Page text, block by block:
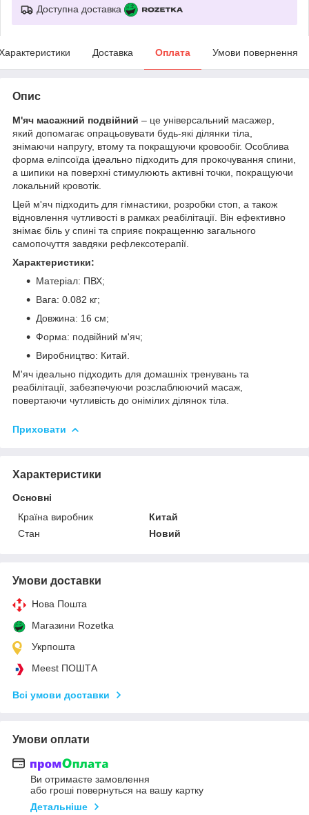
Доступна доставка
Доставка Оплата Умови повернення
Опис
М'яч масажний подвійний – це універсальний масажер,
який допомагає опрацьовувати будь-які ділянки тіла,
знімаючи напругу, втому та покращуючи кровообіг. Особлива
форма еліпсоїда ідеально підходить для прокочування спини,
а шипики на поверхні стимулюють активні точки, покращуючи
локальний кровотік.
Цей м'яч підходить для гімнастики, розробки стоп, а також
відновлення чутливості в рамках реабілітації. Він ефективно
знімає біль у спині та сприяє покращенню загального
самопочуття завдяки рефлексотерапії.
Характеристики:
Матеріал: ПВХ;
Вага: 0.082 кг;
Довжина: 16 см;
Форма: подвійний м'яч;
Виробництво: Китай.
М'яч ідеально підходить для домашніх тренувань та
реабілітації, забезпечуючи розслаблюючий масаж,
повертаючи чутливість до онімілих ділянок тіла.
Приховати
Характеристики
Основні
Країна виробник
Китай
Стан
Новий
Умови доставки
Нова Пошта
Магазини Rozetka
Укрпошта
Meest ПОШТА
Всі умови доставки
Умови оплати
Ви отримаєте замовлення
або гроші повернуться на вашу картку
Детальніше